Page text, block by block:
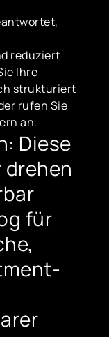
reduziert
Ihre
strukturiert
rufen Sie
an.
Diese
drehen
für